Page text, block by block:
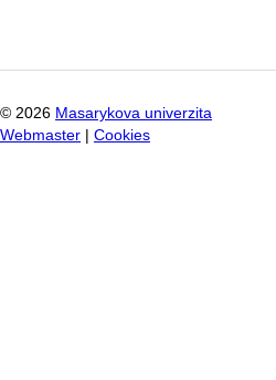
© 2026 Masarykova univerzita
Webmaster
Cookies